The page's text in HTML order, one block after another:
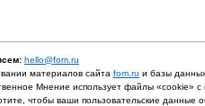
hello@fom.ru
материалов сайта fom.ru и базы
Мнение использует файлы «cookie» с
чтобы ваши пользовательские данные